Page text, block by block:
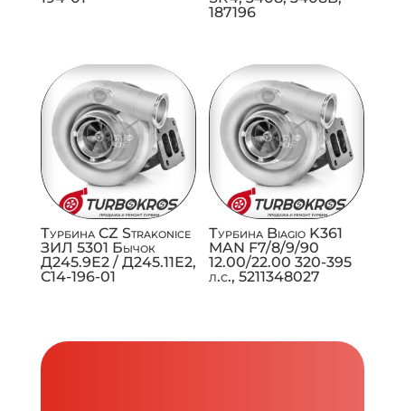
187196
Турбина CZ Strakonice
ЗИЛ 5301 Бычок
Д245.9Е2 / Д245.11Е2,
C14-196-01
Турбина Biagio K361
MAN F7/8/9/90
12.00/22.00 320-395
л.с., 5211348027